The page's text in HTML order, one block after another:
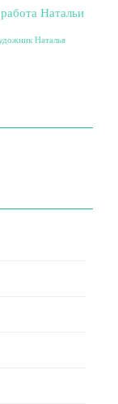
работа Натальи
Наталья